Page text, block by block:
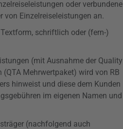
oder verbundene
von Einzelreiseleistungen an.
schriftlich oder (fern-)
(mit Ausnahme der Quality
Mehrwertpaket) wird von RB
hinweist und diese dem Kunden
im eigenen Namen und
(nachfolgend auch